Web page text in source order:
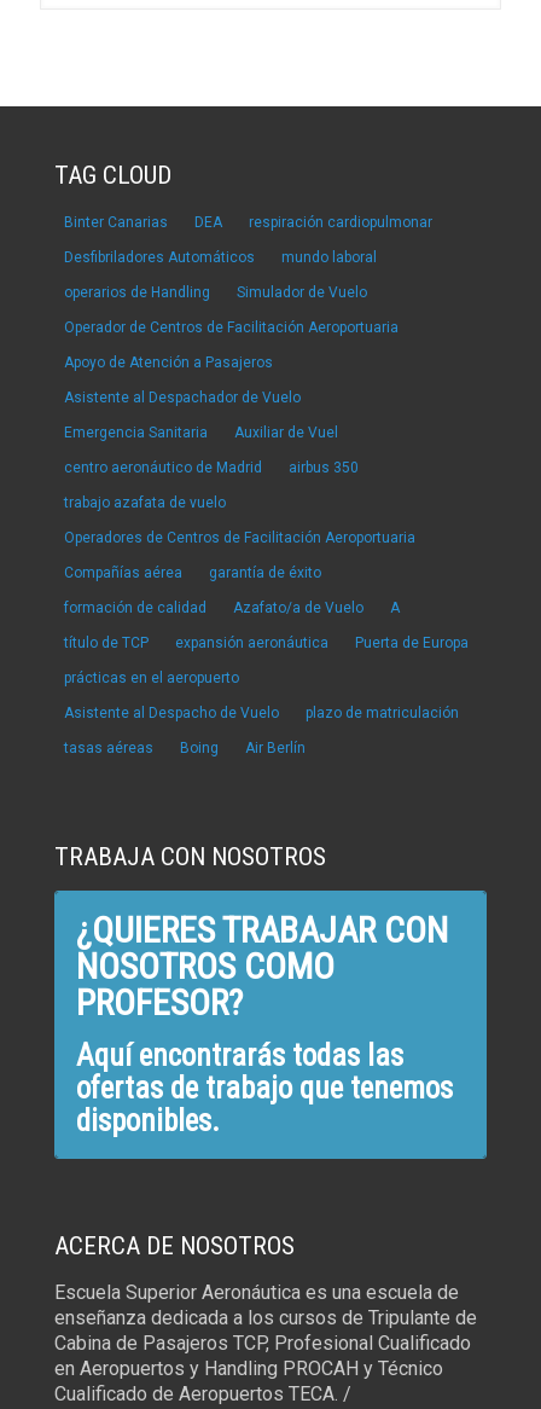
TAG CLOUD
Binter Canarias DEA respiración cardiopulmonar
Desfibriladores Automáticos mundo laboral
operarios de Handling Simulador de Vuelo
Operador de Centros de Facilitación Aeroportuaria
Apoyo de Atención a Pasajeros
Asistente al Despachador de Vuelo
Emergencia Sanitaria Auxiliar de Vuel
centro aeronáutico de Madrid airbus 350
trabajo azafata de vuelo
Operadores de Centros de Facilitación Aeroportuaria
Compañías aérea garantía de éxito
formación de calidad Azafato/a de Vuelo A
título de TCP expansión aeronáutica Puerta de Europa
prácticas en el aeropuerto
Asistente al Despacho de Vuelo plazo de matriculación
tasas aéreas Boing Air Berlín
TRABAJA CON NOSOTROS
¿QUIERES TRABAJAR CON
NOSOTROS COMO
PROFESOR?
Aquí encontrarás todas las
ofertas de trabajo que tenemos
disponibles.
ACERCA DE NOSOTROS
Escuela Superior Aeronáutica es una escuela de
enseñanza dedicada a los cursos de Tripulante de
Cabina de Pasajeros TCP, Profesional Cualificado
en Aeropuertos y Handling PROCAH y Técnico
Cualificado de Aeropuertos TECA. /